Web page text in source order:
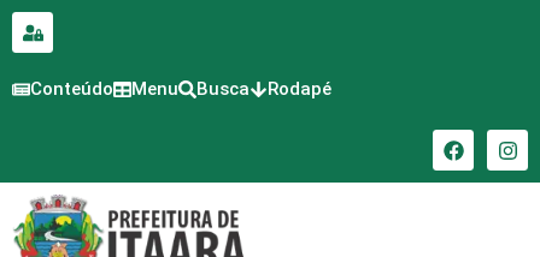
conteúdo
Conteúdo Menu Busca Rodapé